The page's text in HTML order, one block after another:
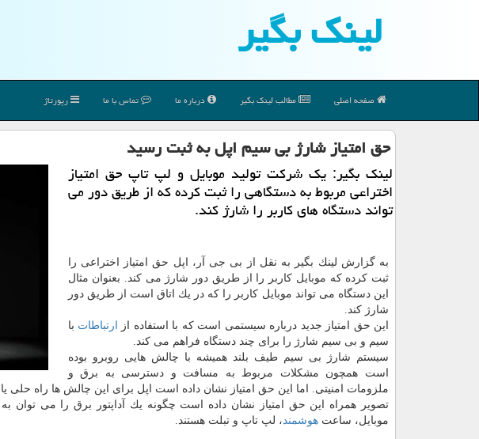
لینك بگیر
صفحه اصلی مطالب لینك بگیر درباره ما تماس با ما رپورتاژ
حق امتیاز شارژ بی سیم اپل به ثبت رسید
لینك بگیر: یك شركت تولید موبایل و لپ تاپ حق امتیاز
اختراعی مربوط به دستگاهی را ثبت كرده كه از طریق دور می
تواند دستگاه های كاربر را شارژ كند.
به گزارش لینك بگیر به نقل از بی جی آر، اپل حق امتیاز اختراعی را
ثبت كرده كه موبایل كاربر را از طریق دور شارژ می كند. بعنوان مثال
این دستگاه می تواند موبایل كاربر را كه در یك اتاق است از طریق دور
شارژ كند.
این حق امتیاز جدید درباره سیستمی است كه با استفاده از
ارتباطات با
سیم و بی سیم شارژ را برای چند دستگاه فراهم می كند.
سیستم شارژ بی سیم طیف بلند همیشه با چالش هایی روبرو بوده
است همچون مشكلات مربوط به مسافت و دسترسی به برق و
ملزومات امنیتی. اما این حق امتیاز نشان داده است اپل برای این چالش ها راه حلی
تصویر همراه این حق امتیاز نشان داده است چگونه یك آداپتور برق را می توان
موبایل، ساعت هوشمند، لپ تاپ و تبلت هستند.